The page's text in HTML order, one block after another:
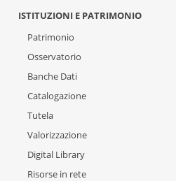
ISTITUZIONI E PATRIMONIO
Patrimonio
Osservatorio
Banche Dati
Catalogazione
Tutela
Valorizzazione
Digital Library
Risorse in rete